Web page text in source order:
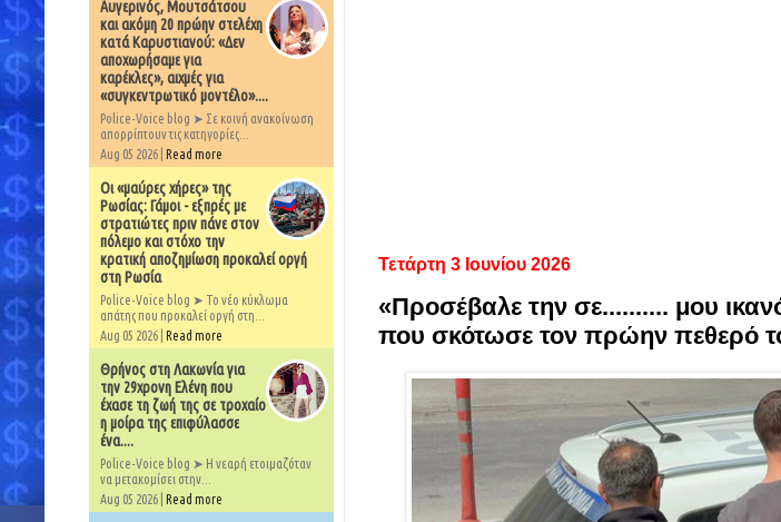
Τετάρτη 3 Ιουνίου 2026
«Προσέβαλε την σε.......... μου
που σκότωσε τον πρώην πεθερό
Αυγερινός, Μουτσάτσου
και ακόμη 20 πρώην στελέχη
κατά Καρυστιανού: «Δεν
αποχωρήσαμε για
καρέκλες», αιχμές για
«συγκεντρωτικό μοντέλο»....
Police-Voice blog ➤ Σε κοινή ανακοίνωση
απορρίπτουν τις κατηγορίες...
Aug 05 2026 | Read more
Οι «μαύρες χήρες» της
Ρωσίας: Γάμοι - εξπρές με
στρατιώτες πριν πάνε στον
πόλεμο και στόχο την
κρατική αποζημίωση προκαλεί οργή
στη Ρωσία
Police-Voice blog ➤ Το νέο κύκλωμα
απάτης που προκαλεί οργή στη...
Aug 05 2026 | Read more
Θρήνος στη Λακωνία για
την 29χρονη Ελένη που
έχασε τη ζωή της σε τροχαίο
η μοίρα της επιφύλασσε
ένα....
Police-Voice blog ➤ Η νεαρή ετοιμαζόταν
να μετακομίσει στην...
Aug 05 2026 | Read more